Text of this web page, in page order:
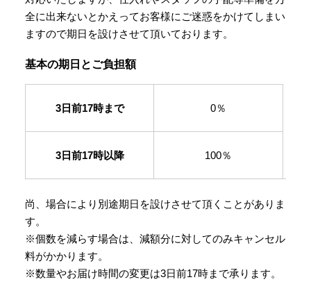
全に出来ないとかえってお客様にご迷惑をかけてしまい
ますので期日を設けさせて頂いております。
基本の期日とご負担額
3日前17時まで 0％
3日前17時以降 100％
尚、場合により別途期日を設けさせて頂くことがありま
す。
※個数を減らす場合は、減額分に対してのみキャンセル
料がかかります。
※数量やお届け時間の変更は3日前17時まで承ります。